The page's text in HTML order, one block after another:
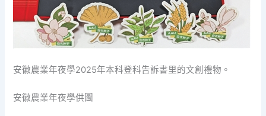
安徽農業年夜學2025年本科登科告訴書里的文創禮物。
安徽農業年夜學供圖